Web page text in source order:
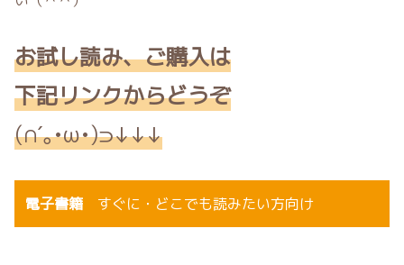
お試し読み、ご購入は
下記リンクからどうぞ
(∩´｡•ω•)⊃↓↓↓
電子書籍 すぐに・どこでも読みたい方向け